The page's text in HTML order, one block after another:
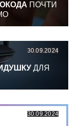
ПОЧТИ
30.09.2024
ДЛЯ
30.09.2024